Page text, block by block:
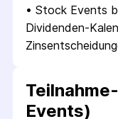
• Stock Events
Dividenden-
Events)